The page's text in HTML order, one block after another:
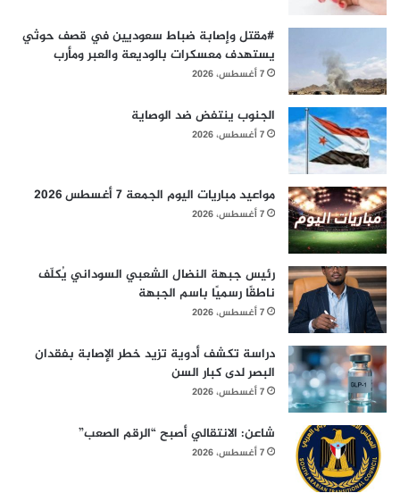
#مقتل وإصابة ضباط سعوديين في قصف حوثي
يستهدف معسكرات بالوديعة والعبر ومأرب
7 أغسطس، 2026
الجنوب ينتفض ضد الوصاية
7 أغسطس، 2026
مواعيد مباريات اليوم الجمعة 7 أغسطس 2026
7 أغسطس، 2026
رئيس جبهة النضال الشعبي السوداني يُكلّف
ناطقًا رسميًا باسم الجبهة
7 أغسطس، 2026
دراسة تكشف أدوية تزيد خطر الإصابة بفقدان
البصر لدى كبار السن
7 أغسطس، 2026
شاعن: الانتقالي أصبح “الرقم الصعب”
7 أغسطس، 2026